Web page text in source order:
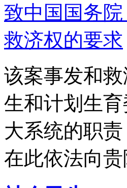
致中国国务
救济权的要求
该案事发和
生和计划生
大系统的职
在此依法向